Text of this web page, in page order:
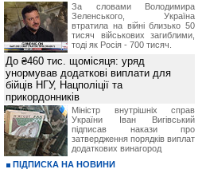
За словами Володимира
Зеленського, Україна
втратила на війні близько 50
тисяч військових загиблими,
тоді як Росія - 700 тисяч.
До ₴460 тис. щомісяця: уряд
унормував додаткові виплати для
бійців НГУ, Нацполіції та
прикордонників
Міністр внутрішніх справ
України Іван Вигівський
підписав накази про
затвердження порядків виплат
додаткових винагород
ПІДПИСКА НА НОВИНИ